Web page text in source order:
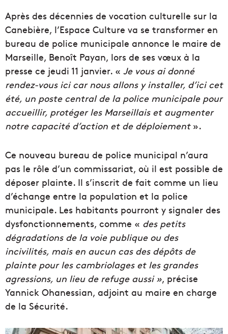
Après des décennies de vocation culturelle sur la
Canebière, l’Espace Culture va se transformer en
bureau de police municipale annonce le maire de
Marseille, Benoît Payan, lors de ses vœux à la
presse ce jeudi 11 janvier. « Je vous ai donné
rendez-vous ici car nous allons y installer, d’ici cet
été, un poste central de la police municipale pour
accueillir, protéger les Marseillais et augmenter
notre capacité d’action et de déploiement ».
Ce nouveau bureau de police municipal n’aura
pas le rôle d’un commissariat, où il est possible de
déposer plainte. Il s’inscrit de fait comme un lieu
d’échange entre la population et la police
municipale. Les habitants pourront y signaler des
dysfonctionnements, comme « des petits
dégradations de la voie publique ou des
incivilités, mais en aucun cas des dépôts de
plainte pour les cambriolages et les grandes
agressions, un lieu de refuge aussi », précise
Yannick Ohanessian, adjoint au maire en charge
de la Sécurité.